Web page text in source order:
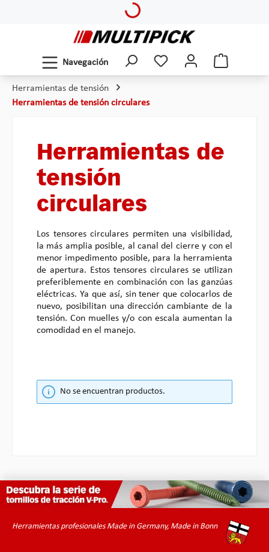
Navegación
Herramientas de tensión
Herramientas de tensión circulares
Herramientas de
tensión
circulares
Los tensores circulares permiten una visibilidad,
la más amplia posible, al canal del cierre y con el
menor impedimento posible, para la herramienta
de apertura. Estos tensores circulares se utilizan
preferiblemente en combinación con las ganzúas
eléctricas. Ya que así, sin tener que colocarlos de
nuevo, posibilitan una dirección cambiante de la
tensión. Con muelles y/o con escala aumentan la
comodidad en el manejo.
No se encuentran productos.
Herramientas profesionales Made in Germany, Made in Bonn